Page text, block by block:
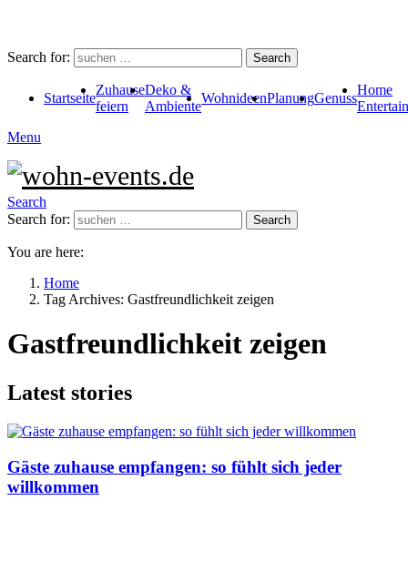
Search for: Search
Startseite
Zuhause
feiern
Deko &
Ambiente
WohnideenPlanungGenuss
Home
Menu
Search
Search for:
Search
You are here:
Home
Tag Archives: Gastfreundlichkeit zeigen
Gastfreundlichkeit zeigen
Latest stories
Gäste zuhause empfangen: so fühlt sich jeder
willkommen